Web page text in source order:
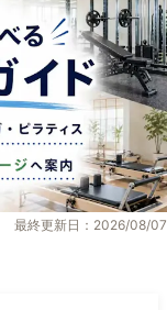
最終更新日：2026/08/07